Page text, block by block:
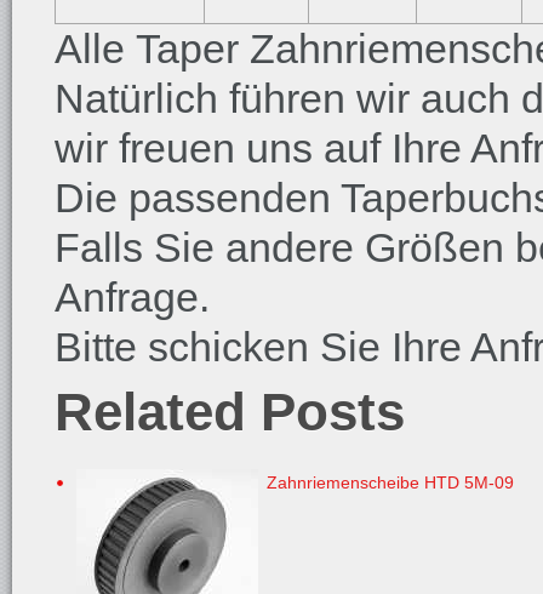
Alle Taper
Natürlich führen wir auch
wir freuen uns auf Ihre
Die passenden
Falls Sie andere Größen
Anfrage.
Bitte schicken Sie Ihre
Related Posts
Zahnriemenscheibe HTD 5M-09